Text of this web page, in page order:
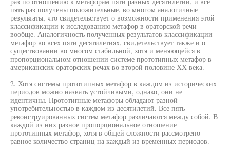
пять раз получены положительные, во многом аналогичные
результаты, что свидетельствует о возможности применения этой
классификации к исследованию метафор в ораторской речи
вообще. Аналогичность полученных результатов классификации
метафор во всех пяти десятилетиях, свидетельствует также и о
существовании во многом стабильной, хотя и меняющейся в
пропорциональном отношении системе прототипных метафор в
американских ораторских речах во второй половине XX века.
2. Хотя системы прототипных метафор в каждом из исторических
периодов можно назвать устойчивыми, однако, они не
идентичны. Прототипные метафоры обладают разной
употребительностью в каждом из десятилетий. Все пять
реконструированных систем метафор различаются между собой. В
каждой из них разное пропорциональное отношение
прототипных метафор, хотя в общей сложности рассмотрено
равное количество страниц на каждый из временных периодов.